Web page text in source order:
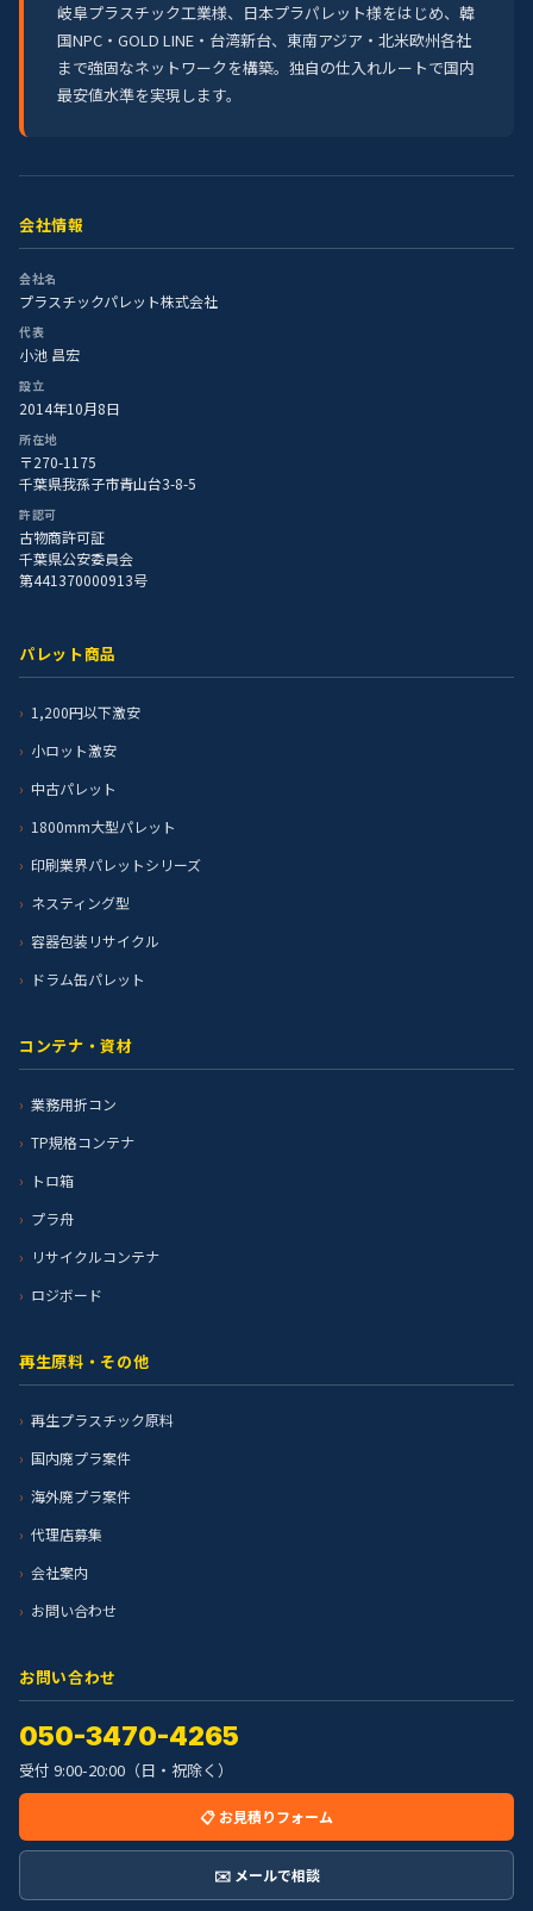
岐阜プラスチック工業様、日本プラパレット様をはじめ、韓
国NPC・GOLD LINE・台湾新台、東南アジア・北米欧州各社
まで強固なネットワークを構築。独自の仕入れルートで国内
最安値水準を実現します。
会社情報
会社名
プラスチックパレット株式会社
代表
小池 昌宏
設立
2014年10月8日
所在地
〒270-1175
千葉県我孫子市青山台3-8-5
許認可
古物商許可証
千葉県公安委員会
第441370000913号
パレット商品
1,200円以下激安
小ロット激安
中古パレット
1800mm大型パレット
印刷業界パレットシリーズ
ネスティング型
容器包装リサイクル
ドラム缶パレット
コンテナ・資材
業務用折コン
TP規格コンテナ
トロ箱
プラ舟
リサイクルコンテナ
ロジボード
再生原料・その他
再生プラスチック原料
国内廃プラ案件
海外廃プラ案件
代理店募集
会社案内
お問い合わせ
お問い合わせ
050-3470-4265
受付 9:00-20:00（日・祝除く）
📋 お見積りフォーム
✉️ メールで相談